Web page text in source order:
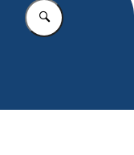
Vul in wat u